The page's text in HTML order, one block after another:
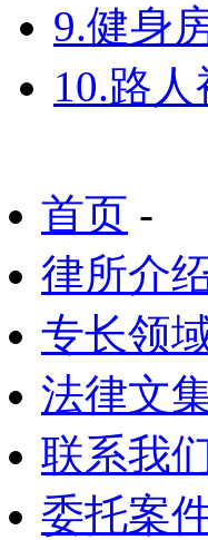
9.健身
10.路
首页 -
律所介
专长领
法律文
联系我
委托案